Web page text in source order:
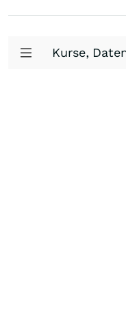
Kurse,